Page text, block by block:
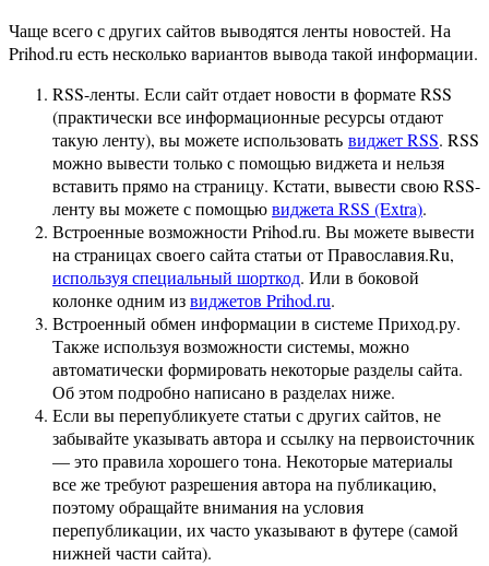
Чаще всего с других сайтов выводятся ленты новостей. На
Prihod.ru есть несколько вариантов вывода такой информации.
RSS-ленты. Если сайт отдает новости в формате RSS
(практически все информационные ресурсы отдают
такую ленту), вы можете использовать виджет RSS. RSS
можно вывести только с помощью виджета и нельзя
вставить прямо на страницу. Кстати, вывести свою RSS-
ленту вы можете с помощьювиджета RSS (Extra).
Встроенные возможности Prihod.ru. Вы можете вывести
на страницах своего сайта статьи от Православия.Ru,
используя специальный шорткод. Или в боковой
колонке одним извиджетов Prihod.ru.
Встроенный обмен информации в системе Приход.ру.
Также используя возможности системы, можно
автоматически формировать некоторые разделы сайта.
Об этом подробно написано в разделах ниже.
Если вы перепубликуете статьи с других сайтов, не
забывайте указывать автора и ссылку на первоисточник
— это правила хорошего тона. Некоторые материалы
все же требуют разрешения автора на публикацию,
поэтому обращайте внимания на условия
перепубликации, их часто указывают в футере (самой
нижней части сайта).